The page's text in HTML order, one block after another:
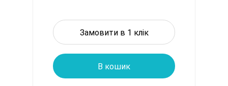
Замовити в 1 клік
В кошик